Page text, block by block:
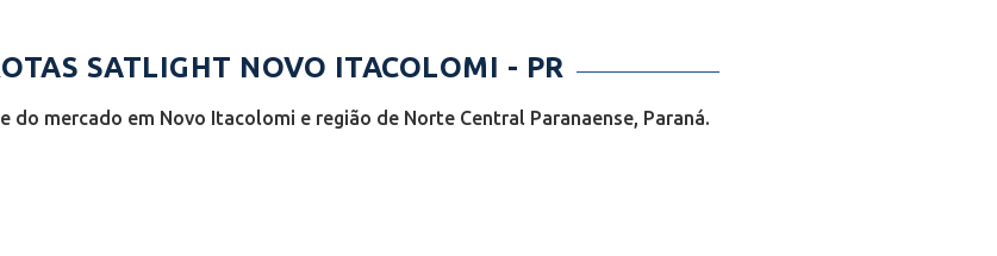
SATLIGHT NOVO ITACOLOMI - PR
mercado em Novo Itacolomi e região de Norte Central Paranaense, Paraná.